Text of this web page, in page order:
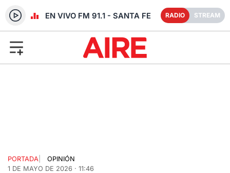
RADIO EN VIVO FM 91.1 - SANTA FE RADIO STREAM
PORTADA
OPINIÓN
1 DE MAYO DE 2026 · 11:46